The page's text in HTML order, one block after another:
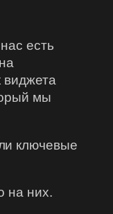
есть
виджета
мы
ключевые
на них.